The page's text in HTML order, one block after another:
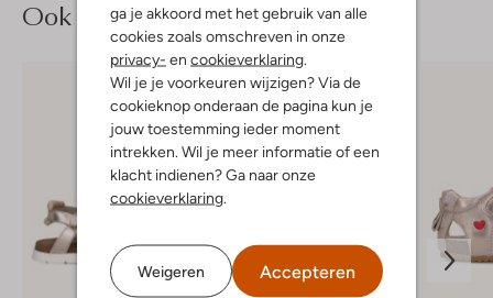
ga je akkoord met het gebruik van alle
cookies zoals omschreven in onze
privacy- en cookieverklaring.
Wil je je voorkeuren wijzigen? Via de
cookieknop onderaan de pagina kun je
jouw toestemming ieder moment
intrekken. Wil je meer informatie of een
klacht indienen? Ga naar onze
cookieverklaring.
Weigeren Accepteren
Ook iets voor jou?